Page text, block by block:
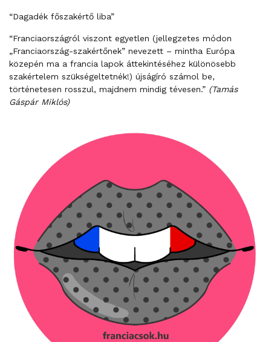
“Dagadék főszakértő liba”
“Franciaországról viszont egyetlen (jellegzetes módon
„Franciaország-szakértőnek” nevezett – mintha Európa
közepén ma a francia lapok áttekintéséhez különösebb
szakértelem szükségeltetnék!) újságíró számol be,
történetesen rosszul, majdnem mindig tévesen.” (Tamás
Gáspár Miklós)